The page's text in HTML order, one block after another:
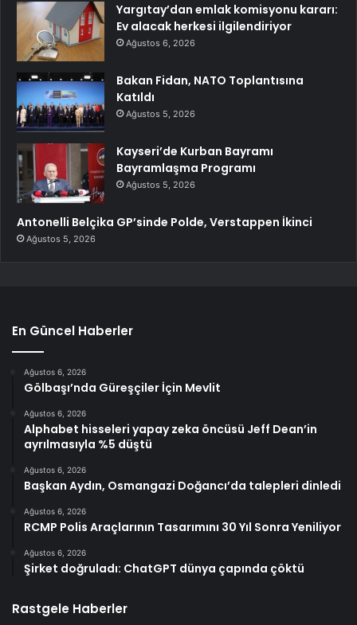
Yargıtay’dan emlak komisyonu kararı:
Ev alacak herkesi ilgilendiriyor
Ağustos 6, 2026
Bakan Fidan, NATO Toplantısına
Katıldı
Ağustos 5, 2026
Kayseri’de Kurban Bayramı
Bayramlaşma Programı
Ağustos 5, 2026
Antonelli Belçika GP’sinde Polde, Verstappen İkinci
Ağustos 5, 2026
En Güncel Haberler
Ağustos 6, 2026
Gölbaşı’nda Güreşçiler İçin Mevlit
Ağustos 6, 2026
Alphabet hisseleri yapay zeka öncüsü Jeff Dean’in
ayrılmasıyla %5 düştü
Ağustos 6, 2026
Başkan Aydın, Osmangazi Doğancı’da talepleri dinledi
Ağustos 6, 2026
RCMP Polis Araçlarının Tasarımını 30 Yıl Sonra Yeniliyor
Ağustos 6, 2026
Şirket doğruladı: ChatGPT dünya çapında çöktü
Rastgele Haberler